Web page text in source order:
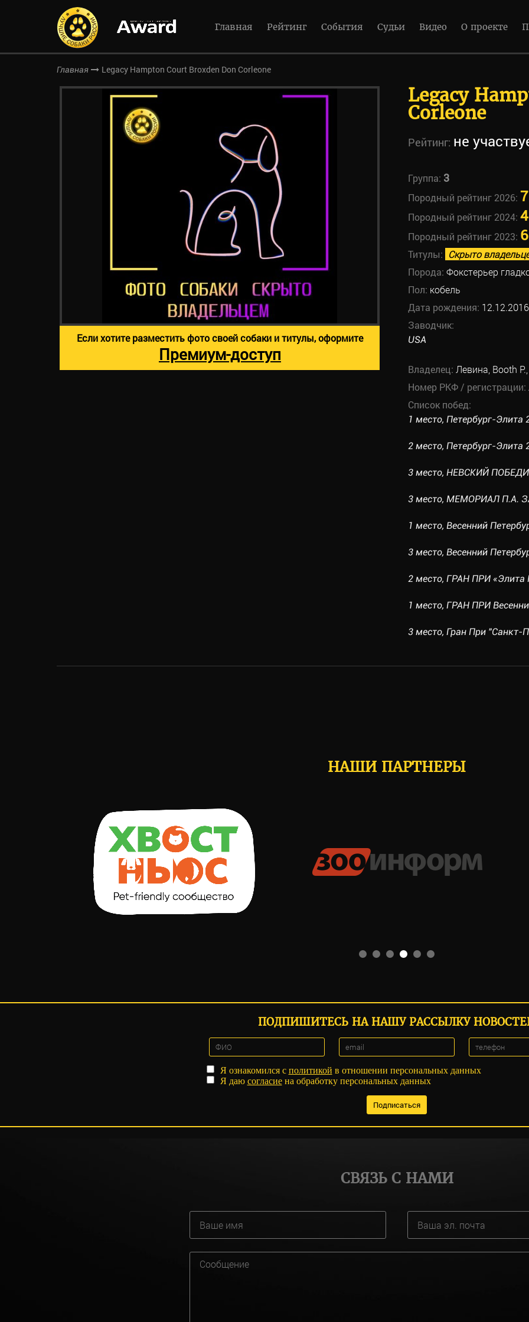
Главная Рейтинг События Судьи Видео О проекте
Главная Legacy Hampton Court Broxden Don Corleone
Legacy
Corleone
Рейтинг: не
Группа: 3
Породный рейтинг 2026: 7
Породный рейтинг 2024: 4
Породный рейтинг 2023: 6
Титулы: Скрыто
Порода: Фокстерьер
Пол: кобель
Дата рождения: 12.12.2016
Заводчик:
USA
Владелец: Левина, Booth
Номер РКФ / регистрации:
Список побед:
1 место, Петербург-Элита
2 место, Петербург-Элита
3 место, НЕВСКИЙ
3 место, МЕМОРИАЛ П.А.
1 место, Весенний
3 место, Весенний
2 место, ГРАН ПРИ «Элита
1 место, ГРАН ПРИ
3 место, Гран При "Санкт-
Если хотите разместить фото своей собаки и титулы, оформите
Премиум-доступ
НАШИ ПАРТНЕРЫ
ПОДПИШИТЕСЬ НА НАШУ РАССЫЛКУ
Я ознакомился с политикой в отношении персональных данных
Я даю согласиена обработку персональных данных
СВЯЗЬ С НАМИ